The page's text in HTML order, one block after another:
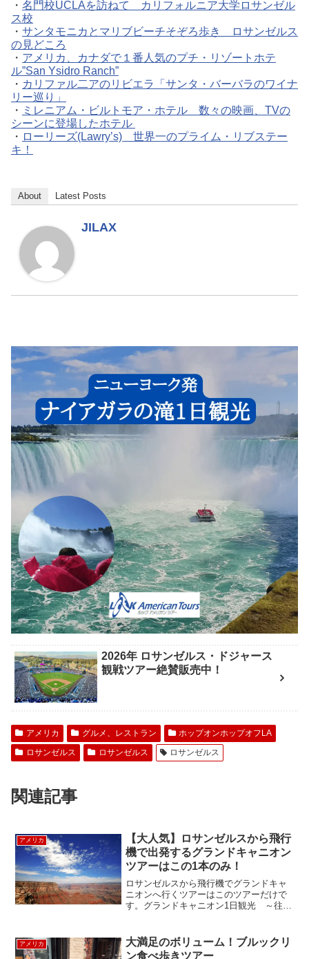
・ 名門校UCLAを訪ねて カリフォルニア大学ロサンゼル
ス校
・ サンタモニカとマリブビーチそぞろ歩き ロサンゼルス
の見どころ
・ アメリカ、カナダで１番人気のプチ・リゾートホテ
ル”San Ysidro Ranch”
・ カリファル二アのリビエラ「サンタ・バーバラのワイナ
リー巡り」
・ ミレニアム・ビルトモア・ホテル 数々の映画、TVの
シーンに登場したホテル
・ ローリーズ(Lawry’s) 世界一のプライム・リブステー
キ！
About Latest Posts
JILAX
2026年 ロサンゼルス・ドジャース
観戦ツアー絶賛販売中！
アメリカ グルメ、レストラン
ホップオンホップオフLA
ロサンゼルス
ロサンゼルス ロサンゼルス
関連記事
アメリカ
【大人気】ロサンゼルスから飛行
機で出発するグランドキャニオン
ツアーはこの1本のみ！
ロサンゼルスから飛行機でグランドキャ
ニオンへ行くツアーはこのツアーだけで
す。グランドキャニオン1日観光 ～往復
訪れたい方はコチラをクリック！こちら
のツアー、最少催行人員...
アメリカ
大満足のボリューム！ブルックリ
ン食べ歩きツアー